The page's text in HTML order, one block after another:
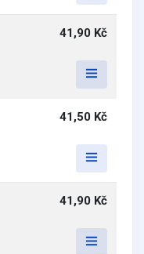
41,90 Kč
41,50 Kč
41,90 Kč